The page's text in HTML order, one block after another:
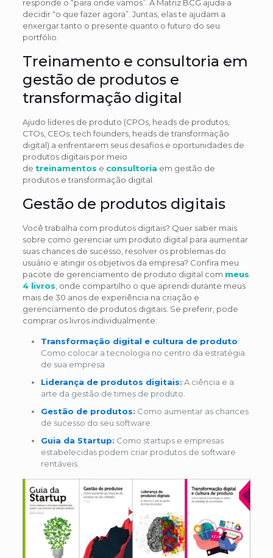
responde o “para onde vamos”. A Matriz BCG ajuda a
decidir “o que fazer agora”. Juntas, elas te ajudam a
enxergar tanto o presente quanto o futuro do seu
portfólio.
Treinamento e consultoria em
gestão de produtos e
transformação digital
Ajudo líderes de produto (CPOs, heads de produtos,
CTOs, CEOs, tech founders, heads de transformação
digital) a enfrentarem seus desafios e oportunidades de
produtos digitais por meio
de treinamentos e consultoria em gestão de
produtos e transformação digital.
Gestão de produtos digitais
Você trabalha com produtos digitais? Quer saber mais
sobre como gerenciar um produto digital para aumentar
suas chances de sucesso, resolver os problemas do
usuário e atingir os objetivos da empresa? Confira meu
pacote de gerenciamento de produto digital com meus
4 livros, onde compartilho o que aprendi durante meus
mais de 30 anos de experiência na criação e
gerenciamento de produtos digitais. Se preferir, pode
comprar os livros individualmente:
Transformação digital e cultura de produto:
Como colocar a tecnologia no centro da estratégia
de sua empresa
Liderança de produtos digitais: A ciência e a
arte da gestão de times de produto.
Gestão de produtos: Como aumentar as chances
de sucesso do seu software.
Guia da Startup: Como startups e empresas
estabelecidas podem criar produtos de software
rentáveis.